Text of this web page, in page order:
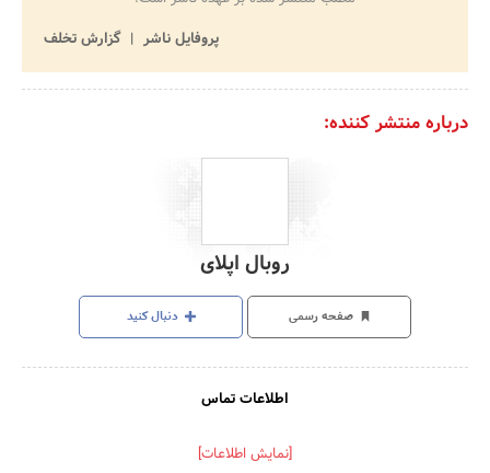
پروفایل ناشر
گزارش تخلف
درباره منتشر کننده:
روبال اپلای
صفحه رسمی دنبال کنید
اطلاعات تماس
[نمایش اطلاعات]